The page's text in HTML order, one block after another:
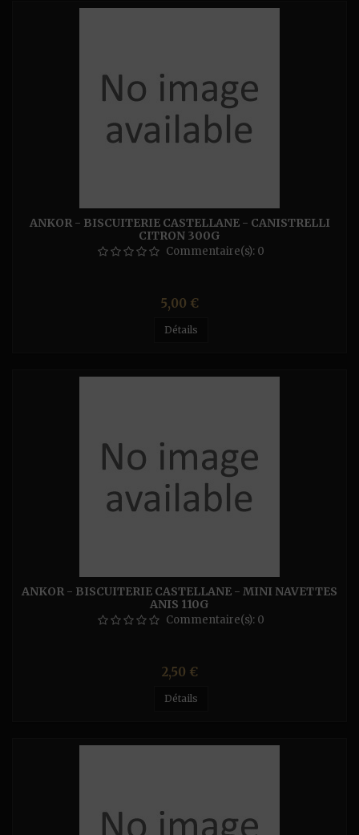
ANKOR - BISCUITERIE CASTELLANE - CANISTRELLI
CITRON 300G
Commentaire(s): 0
Prix
5,00 €
Détails
ANKOR - BISCUITERIE CASTELLANE - MINI NAVETTES
ANIS 110G
Commentaire(s): 0
Prix
2,50 €
Détails